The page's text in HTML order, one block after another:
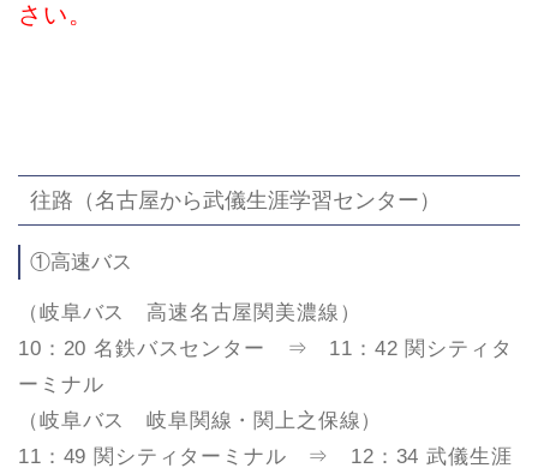
さい。
往路（名古屋から武儀生涯学習センター）
①高速バス
（岐阜バス 高速名古屋関美濃線）
10：20 名鉄バスセンター ⇒ 11：42 関シティタ
ーミナル
（岐阜バス 岐阜関線・関上之保線）
11：49 関シティターミナル ⇒ 12：34 武儀生涯